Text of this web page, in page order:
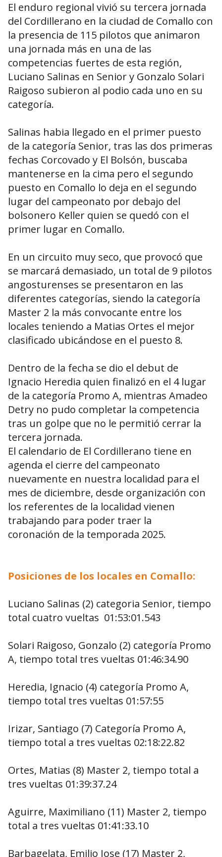
El enduro regional vivió su tercera jornada
del Cordillerano en la ciudad de Comallo con
la presencia de 115 pilotos que animaron
una jornada más en una de las
competencias fuertes de esta región,
Luciano Salinas en Senior y Gonzalo Solari
Raigoso subieron al podio cada uno en su
categoría.
Salinas habia llegado en el primer puesto
de la categoría Senior, tras las dos primeras
fechas Corcovado y El Bolsón, buscaba
mantenerse en la cima pero el segundo
puesto en Comallo lo deja en el segundo
lugar del campeonato por debajo del
bolsonero Keller quien se quedó con el
primer lugar en Comallo.
En un circuito muy seco, que provocó que
se marcará demasiado, un total de 9 pilotos
angosturenses se presentaron en las
diferentes categorías, siendo la categoría
Master 2 la más convocante entre los
locales teniendo a Matias Ortes el mejor
clasificado ubicándose en el puesto 8.
Dentro de la fecha se dio el debut de
Ignacio Heredia quien finalizó en el 4 lugar
de la categoría Promo A, mientras Amadeo
Detry no pudo completar la competencia
tras un golpe que no le permitió cerrar la
tercera jornada.
El calendario de El Cordillerano tiene en
agenda el cierre del campeonato
nuevamente en nuestra localidad para el
mes de diciembre, desde organización con
los referentes de la localidad vienen
trabajando para poder traer la
coronación de la temporada 2025.
Posiciones de los locales en Comallo:
Luciano Salinas (2) categoria Senior, tiempo
total cuatro vueltas 01:53:01.543
Solari Raigoso, Gonzalo (2) categoría Promo
A, tiempo total tres vueltas 01:46:34.90
Heredia, Ignacio (4) categoría Promo A,
tiempo total tres vueltas 01:57:55
Irizar, Santiago (7) Categoría Promo A,
tiempo total a tres vueltas 02:18:22.82
Ortes, Matias (8) Master 2, tiempo total a
tres vueltas 01:39:37.24
Aguirre, Maximiliano (11) Master 2, tiempo
total a tres vueltas 01:41:33.10
Barbagelata, Emilio Jose (17) Master 2,